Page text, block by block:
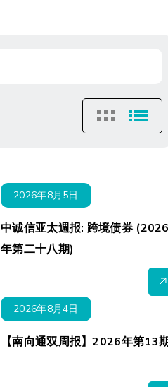
2026年8月5日
中诚信亚太週报: 跨境债券
年第二十八期)
2026年8月4日
【南向通双周报】2026年第13